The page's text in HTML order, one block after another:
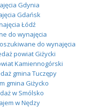
Gdynia
Gdańsk
Łódź
do wynajęcia
do wynajęcia
powiat Giżycki
Kamiennogórski
gmina Tuczępy
gmina Giżycko
w Smólsko
w Nędzy